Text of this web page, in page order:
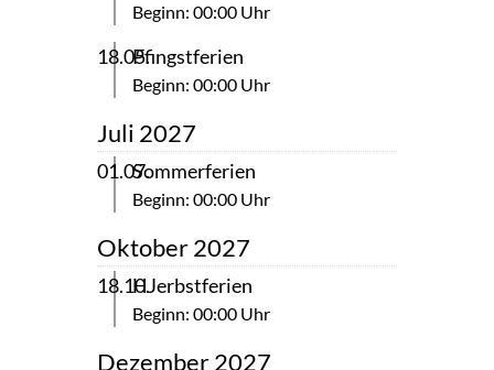
Beginn: 00:00 Uhr
18.05.Pfingstferien
Beginn: 00:00 Uhr
Juli 2027
01.07.Sommerferien
Beginn: 00:00 Uhr
Oktober 2027
18.10.HJerbstferien
Beginn: 00:00 Uhr
Dezember 2027